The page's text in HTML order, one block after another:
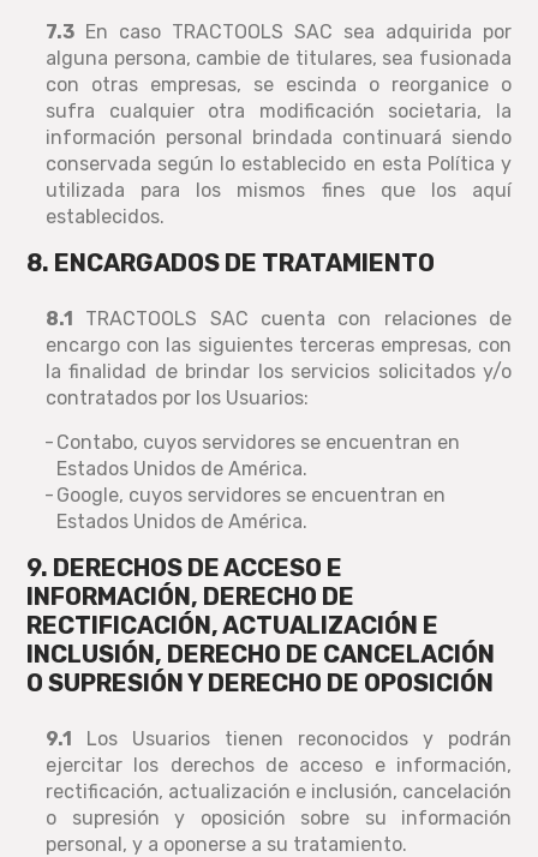
7.3 En caso TRACTOOLS SAC sea adquirida por
alguna persona, cambie de titulares, sea fusionada
con otras empresas, se escinda o reorganice o
sufra cualquier otra modificación societaria, la
información personal brindada continuará siendo
conservada según lo establecido en esta Política y
utilizada para los mismos fines que los aquí
establecidos.
8. ENCARGADOS DE TRATAMIENTO
8.1 TRACTOOLS SAC cuenta con relaciones de
encargo con las siguientes terceras empresas, con
la finalidad de brindar los servicios solicitados y/o
contratados por los Usuarios:
Contabo, cuyos servidores se encuentran en
Estados Unidos de América.
Google, cuyos servidores se encuentran en
Estados Unidos de América.
9. DERECHOS DE ACCESO E
INFORMACIÓN, DERECHO DE
RECTIFICACIÓN, ACTUALIZACIÓN E
INCLUSIÓN, DERECHO DE CANCELACIÓN
O SUPRESIÓN Y DERECHO DE OPOSICIÓN
9.1 Los Usuarios tienen reconocidos y podrán
ejercitar los derechos de acceso e información,
rectificación, actualización e inclusión, cancelación
o supresión y oposición sobre su información
personal, y a oponerse a su tratamiento.